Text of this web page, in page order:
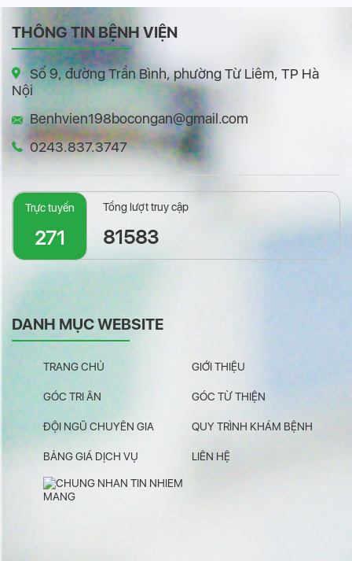
THÔNG TIN BỆNH VIỆN
Số 9, đường Trần Bình, phường Từ Liêm, TP Hà
Nội
Benhvien198bocongan@gmail.com
0243.837.3747
Trực tuyến
271
Tổng lượt truy cập
81583
DANH MỤC WEBSITE
TRANG CHỦ GIỚI THIỆU
GÓC TRI ÂN GÓC TỪ THIỆN
ĐỘI NGŨ CHUYÊN GIA QUY TRÌNH KHÁM BỆNH
BẢNG GIÁ DỊCH VỤ LIÊN HỆ